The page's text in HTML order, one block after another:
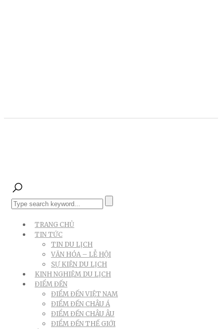
TRANG CHỦ
TIN TỨC
TIN DU LỊCH
VĂN HÓA – LỄ HỘI
SỰ KIỆN DU LỊCH
KINH NGHIỆM DU LỊCH
ĐIỂM ĐẾN
ĐIỂM ĐẾN VIỆT NAM
ĐIỂM ĐẾN CHÂU Á
ĐIỂM ĐẾN CHÂU ÂU
ĐIỂM ĐẾN THẾ GIỚI